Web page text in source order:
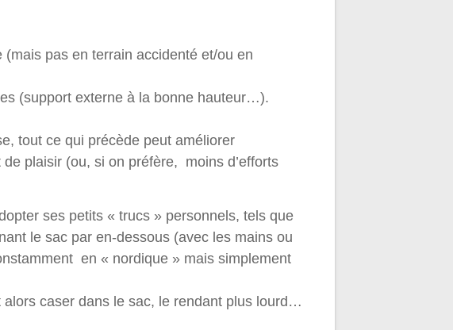
pas en terrain accidenté et/ou en
(support externe à la bonne hauteur…).
tout ce qui précède peut améliorer
plaisir (ou, si on préfère, moins d’efforts
ses petits « trucs » personnels, tels que
le sac par en-dessous (avec les mains ou
en « nordique » mais simplement
alors caser dans le sac, le rendant plus lourd…